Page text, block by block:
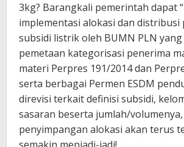
3kg? Barangkali pemerintah dapat
implementasi alokasi dan distribusi
subsidi listrik oleh BUMN PLN
pemetaan kategorisasi penerima
materi Perpres 191/2014 dan
serta berbagai Permen ESDM
direvisi terkait definisi subsidi,
sasaran beserta jumlah/
penyimpangan alokasi akan terus